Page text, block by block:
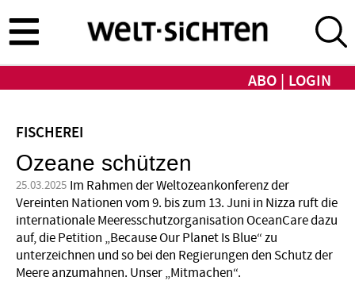
zum
Inhalt
ABO LOGIN
FISCHEREI
Ozeane schützen
25.03.2025 Im Rahmen der Weltozeankonferenz der
Vereinten Nationen vom 9. bis zum 13. Juni in Nizza ruft die
internationale Meeresschutzorganisation OceanCare dazu
auf, die Petition „Because Our Planet Is Blue“ zu
unterzeichnen und so bei den Regierungen den Schutz der
Meere anzumahnen. Unser „Mitmachen“.